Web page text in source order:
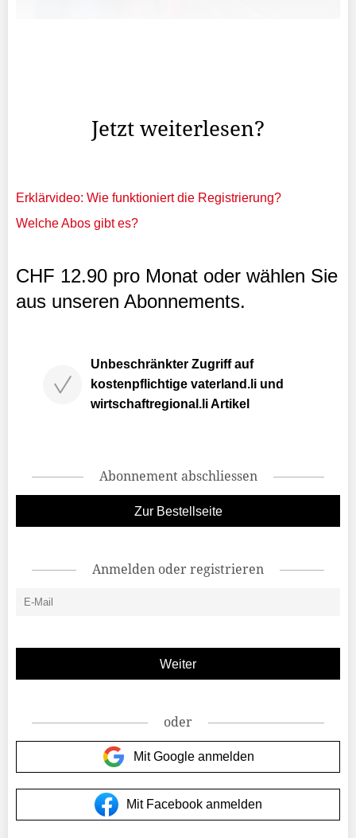
Jetzt weiterlesen?
Erklärvideo: Wie funktioniert die Registrierung?
Welche Abos gibt es?
CHF 12.90 pro Monat oder wählen Sie
aus unseren Abonnements.
Unbeschränkter Zugriff auf
kostenpflichtige vaterland.li und
wirtschaftregional.li Artikel
Abonnement abschliessen
Zur Bestellseite
Anmelden oder registrieren
oder
Mit Google anmelden
Mit Facebook anmelden